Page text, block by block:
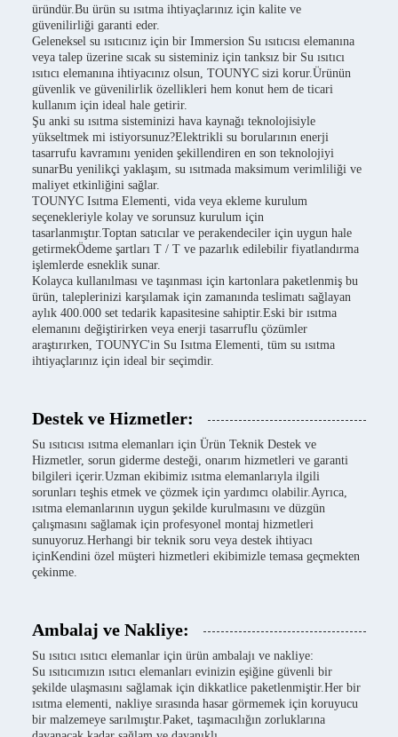
üründür.Bu ürün su ısıtma ihtiyaçlarınız için kalite ve
güvenilirliği garanti eder.
Geleneksel su ısıtıcınız için bir Immersion Su ısıtıcısı elemanına
veya talep üzerine sıcak su sisteminiz için tanksız bir Su ısıtıcı
ısıtıcı elemanına ihtiyacınız olsun, TOUNYC sizi korur.Ürünün
güvenlik ve güvenilirlik özellikleri hem konut hem de ticari
kullanım için ideal hale getirir.
Şu anki su ısıtma sisteminizi hava kaynağı teknolojisiyle
yükseltmek mi istiyorsunuz?Elektrikli su borularının enerji
tasarrufu kavramını yeniden şekillendiren en son teknolojiyi
sunarBu yenilikçi yaklaşım, su ısıtmada maksimum verimliliği ve
maliyet etkinliğini sağlar.
TOUNYC Isıtma Elementi, vida veya ekleme kurulum
seçenekleriyle kolay ve sorunsuz kurulum için
tasarlanmıştır.Toptan satıcılar ve perakendeciler için uygun hale
getirmekÖdeme şartları T / T ve pazarlık edilebilir fiyatlandırma
işlemlerde esneklik sunar.
Kolayca kullanılması ve taşınması için kartonlara paketlenmiş bu
ürün, taleplerinizi karşılamak için zamanında teslimatı sağlayan
aylık 400.000 set tedarik kapasitesine sahiptir.Eski bir ısıtma
elemanını değiştirirken veya enerji tasarruflu çözümler
araştırırken, TOUNYC'in Su Isıtma Elementi, tüm su ısıtma
ihtiyaçlarınız için ideal bir seçimdir.
Destek ve Hizmetler:
Su ısıtıcısı ısıtma elemanları için Ürün Teknik Destek ve
Hizmetler, sorun giderme desteği, onarım hizmetleri ve garanti
bilgileri içerir.Uzman ekibimiz ısıtma elemanlarıyla ilgili
sorunları teşhis etmek ve çözmek için yardımcı olabilir.Ayrıca,
ısıtma elemanlarının uygun şekilde kurulmasını ve düzgün
çalışmasını sağlamak için profesyonel montaj hizmetleri
sunuyoruz.Herhangi bir teknik soru veya destek ihtiyacı
içinKendini özel müşteri hizmetleri ekibimizle temasa geçmekten
çekinme.
Ambalaj ve Nakliye:
Su ısıtıcı ısıtıcı elemanlar için ürün ambalajı ve nakliye:
Su ısıtıcımızın ısıtıcı elemanları evinizin eşiğine güvenli bir
şekilde ulaşmasını sağlamak için dikkatlice paketlenmiştir.Her bir
ısıtma elementi, nakliye sırasında hasar görmemek için koruyucu
bir malzemeye sarılmıştır.Paket, taşımacılığın zorluklarına